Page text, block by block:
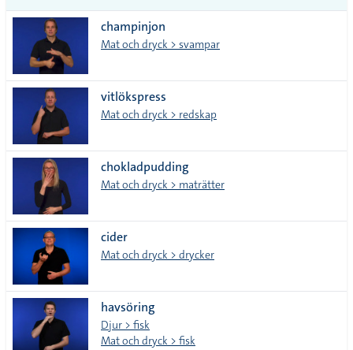
tecken
champinjon
Mat och dryck > svampar
vitlökspress
Mat och dryck > redskap
chokladpudding
Mat och dryck > maträtter
cider
Mat och dryck > drycker
havsöring
Djur > fisk
Mat och dryck > fisk